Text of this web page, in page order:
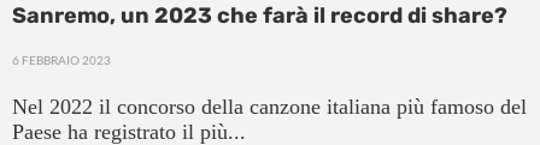
Sanremo, un 2023 che farà il record di share?
6 FEBBRAIO 2023
Nel 2022 il concorso della canzone italiana più famoso del
Paese ha registrato il più...